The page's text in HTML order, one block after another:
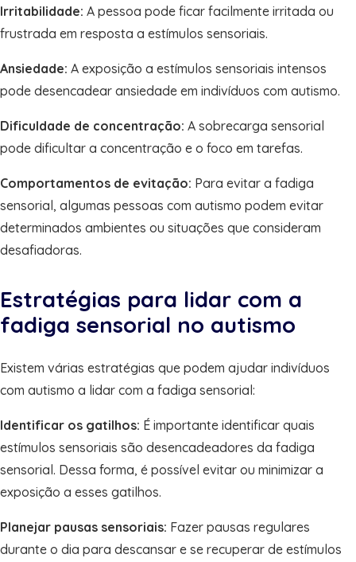
Irritabilidade: A pessoa pode ficar facilmente irritada ou
frustrada em resposta a estímulos sensoriais.
Ansiedade: A exposição a estímulos sensoriais intensos
pode desencadear ansiedade em indivíduos com autismo.
Dificuldade de concentração: A sobrecarga sensorial
pode dificultar a concentração e o foco em tarefas.
Comportamentos de evitação: Para evitar a fadiga
sensorial, algumas pessoas com autismo podem evitar
determinados ambientes ou situações que consideram
desafiadoras.
Estratégias para lidar com a
fadiga sensorial no autismo
Existem várias estratégias que podem ajudar indivíduos
com autismo a lidar com a fadiga sensorial:
Identificar os gatilhos: É importante identificar quais
estímulos sensoriais são desencadeadores da fadiga
sensorial. Dessa forma, é possível evitar ou minimizar a
exposição a esses gatilhos.
Planejar pausas sensoriais: Fazer pausas regulares
durante o dia para descansar e se recuperar de estímulos